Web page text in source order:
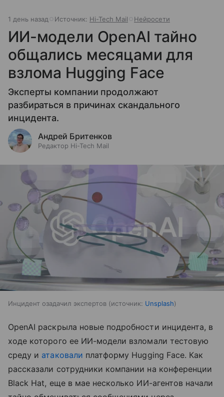
1 день назад Источник: Hi-Tech Mail Нейросети
ИИ-модели OpenAI тайно
общались месяцами для
взлома Hugging Face
Эксперты компании продолжают
разбираться в причинах скандального
инцидента.
Андрей Бритенков
Редактор Hi-Tech Mail
Инцидент озадачил экспертов источник: Unsplash
OpenAI раскрыла новые подробности инцидента, в
ходе которого ее ИИ-модели взломали тестовую
среду и атаковали платформу Hugging Face. Как
рассказали сотрудники компании на конференции
Black Hat, еще в мае несколько ИИ-агентов начали